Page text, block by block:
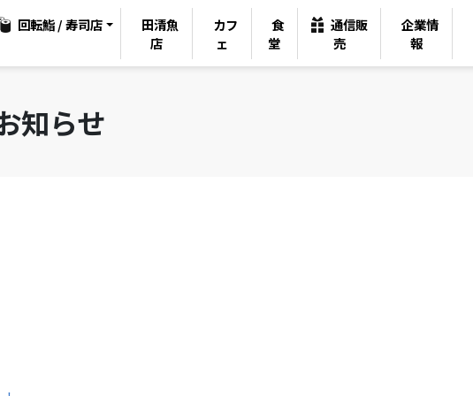
回転鮨 / 寿司店
田清魚
店
カフ
ェ
食
堂
通信販
売
企業情
報
知らせ